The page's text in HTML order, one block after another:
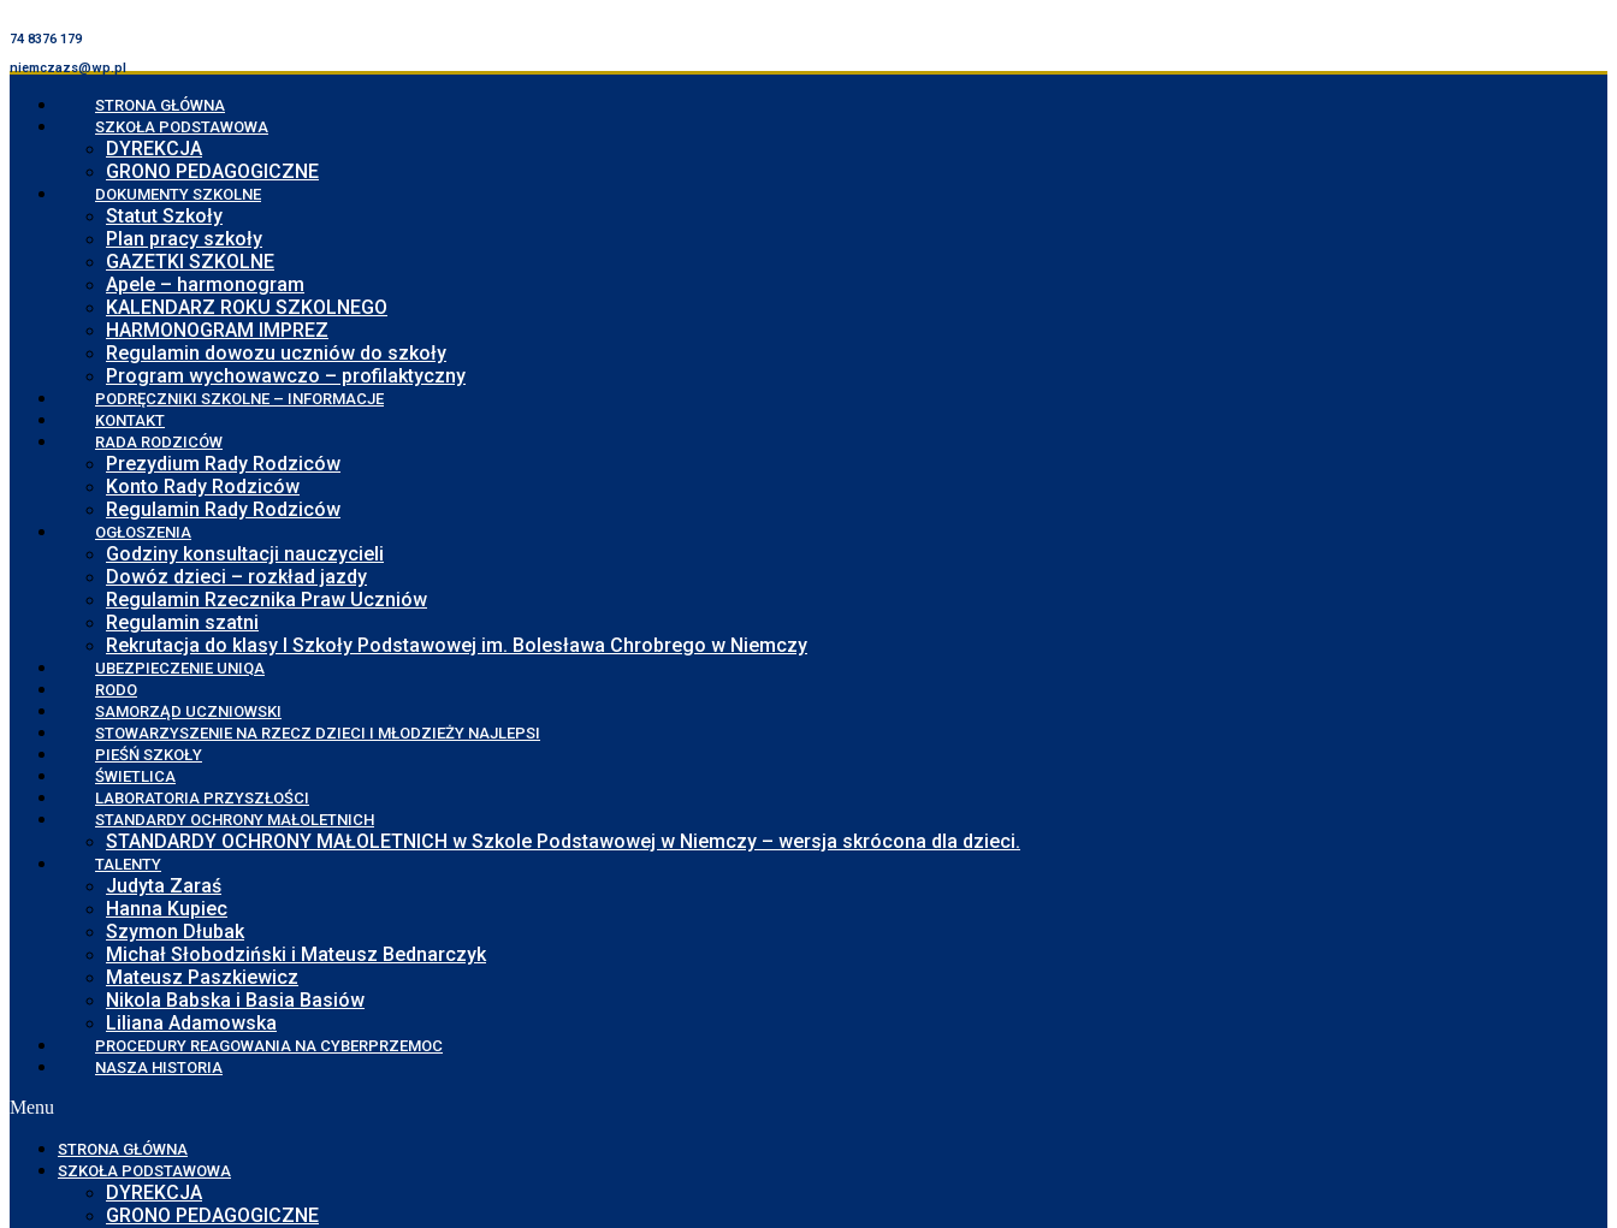
74 8376 179
niemczazs@wp.pl
STRONA GŁÓWNA
SZKOŁA PODSTAWOWA
DYREKCJA
GRONO PEDAGOGICZNE
DOKUMENTY SZKOLNE
Statut Szkoły
Plan pracy szkoły
GAZETKI SZKOLNE
Apele – harmonogram
KALENDARZ ROKU SZKOLNEGO
HARMONOGRAM IMPREZ
Regulamin dowozu uczniów do szkoły
Program wychowawczo – profilaktyczny
PODRĘCZNIKI SZKOLNE – INFORMACJE
KONTAKT
RADA RODZICÓW
Prezydium Rady Rodziców
Konto Rady Rodziców
Regulamin Rady Rodziców
OGŁOSZENIA
Godziny konsultacji nauczycieli
Dowóz dzieci – rozkład jazdy
Regulamin Rzecznika Praw Uczniów
Regulamin szatni
Rekrutacja do klasy I Szkoły Podstawowej im. Bolesława Chrobrego w Niemczy
UBEZPIECZENIE UNIQA
RODO
SAMORZĄD UCZNIOWSKI
STOWARZYSZENIE NA RZECZ DZIECI I MŁODZIEŻY NAJLEPSI
PIEŚŃ SZKOŁY
ŚWIETLICA
LABORATORIA PRZYSZŁOŚCI
STANDARDY OCHRONY MAŁOLETNICH
STANDARDY OCHRONY MAŁOLETNICH w Szkole Podstawowej w Niemczy – wersja skrócona dla dzieci.
TALENTY
Judyta Zaraś
Hanna Kupiec
Szymon Dłubak
Michał Słobodziński i Mateusz Bednarczyk
Mateusz Paszkiewicz
Nikola Babska i Basia Basiów
Liliana Adamowska
PROCEDURY REAGOWANIA NA CYBERPRZEMOC
NASZA HISTORIA
Menu
STRONA GŁÓWNA
SZKOŁA PODSTAWOWA
DYREKCJA
GRONO PEDAGOGICZNE